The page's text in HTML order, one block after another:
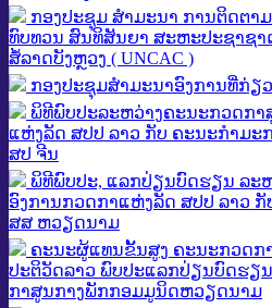
ກອງປະຊຸມ ສຳມະນາ ການຕິດຕາ
ທົບທວນ ສົນທິສັນຍາ ສະຫະປະຊາຊາ
ສໍ້ລາດບັງຫຼວງ ( UNCAC )
ກອງປະຊຸມສຳມະນາອົງການທີ່ກ່ຽ
ພິທີພົບປະລະຫວ່າງຄະນະກວດກາ
ແຫ່ງລັດ ສປປ ລາວ ກັບ ຄະນະກຳມະ
ສປ ຈີນ
ພິທີພົບປະ, ແລກປ່ຽນບົດຮຽນ ລະ
ອົງການກວດກາແຫ່ງລັດ ສປປ ລາວ
ສສ ຫວຽດນາມ
ຄະນະຜູ້ແທນຂັ້ນສູງ ຄະນະກວດກ
ປະຕິວັດລາວ ພົບປະແລກປ່ຽນບົດຮຽ
ກາສູນກາງພັກກອມມູນິດຫວຽດນາມ